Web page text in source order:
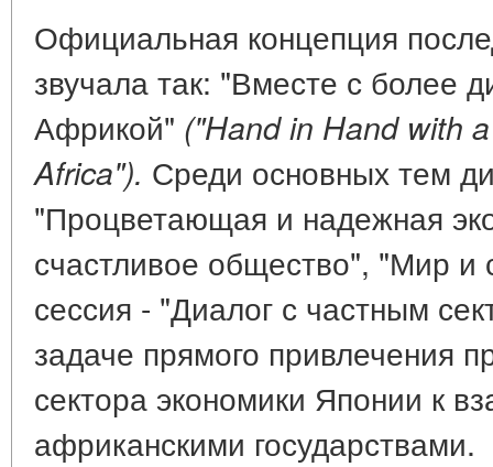
Официальная концепция
звучала так: "Вместе с более
Африкой" ("Hand in Hand with
Africa"). Среди основных тем
"Процветающая и надежная
счастливое общество", "Мир и
сессия - "Диалог с частным
задаче прямого привлечения
сектора экономики Японии к
африканскими государствами.